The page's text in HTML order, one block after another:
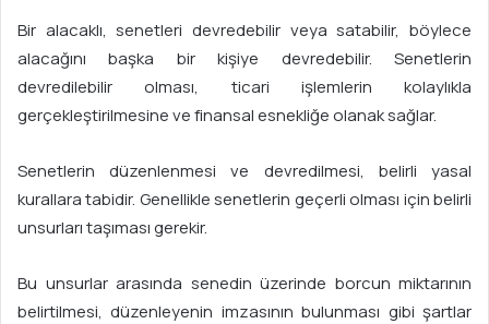
Bir alacaklı, senetleri devredebilir veya satabilir, böylece
alacağını başka bir kişiye devredebilir. Senetlerin
devredilebilir olması, ticari işlemlerin kolaylıkla
gerçekleştirilmesine ve finansal esnekliğe olanak sağlar.
Senetlerin düzenlenmesi ve devredilmesi, belirli yasal
kurallara tabidir. Genellikle senetlerin geçerli olması için belirli
unsurları taşıması gerekir.
Bu unsurlar arasında senedin üzerinde borcun miktarının
belirtilmesi, düzenleyenin imzasının bulunması gibi şartlar